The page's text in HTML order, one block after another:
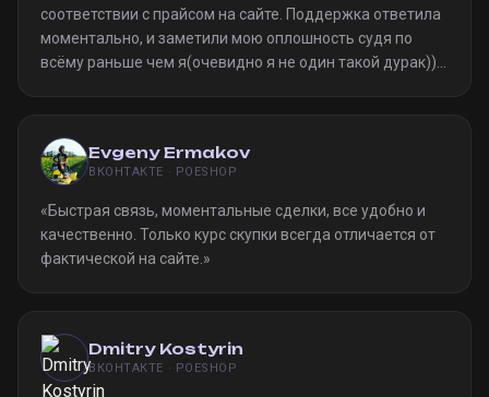
соответствии с прайсом на сайте. Поддержка ответила
моментально, и заметили мою оплошность судя по
всёму раньше чем я(очевидно я не один такой дурак)).
Evgeny Ermakov
ВКОНТАКТЕ · POESHOP
«Быстрая связь, моментальные сделки, все удобно и
качественно. Только курс скупки всегда отличается от
фактической на сайте. »
Dmitry Kostyrin
ВКОНТАКТЕ · POESHOP